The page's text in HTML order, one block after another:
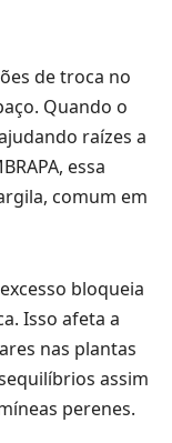
de troca no
Quando o
raízes a
essa
comum em
bloqueia
Isso afeta a
nas plantas
assim
perenes.